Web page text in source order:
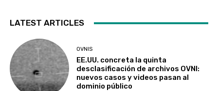
LATEST ARTICLES
OVNIS
EE.UU. concreta la quinta
desclasificación de archivos OVNI:
nuevos casos y videos pasan al
dominio público